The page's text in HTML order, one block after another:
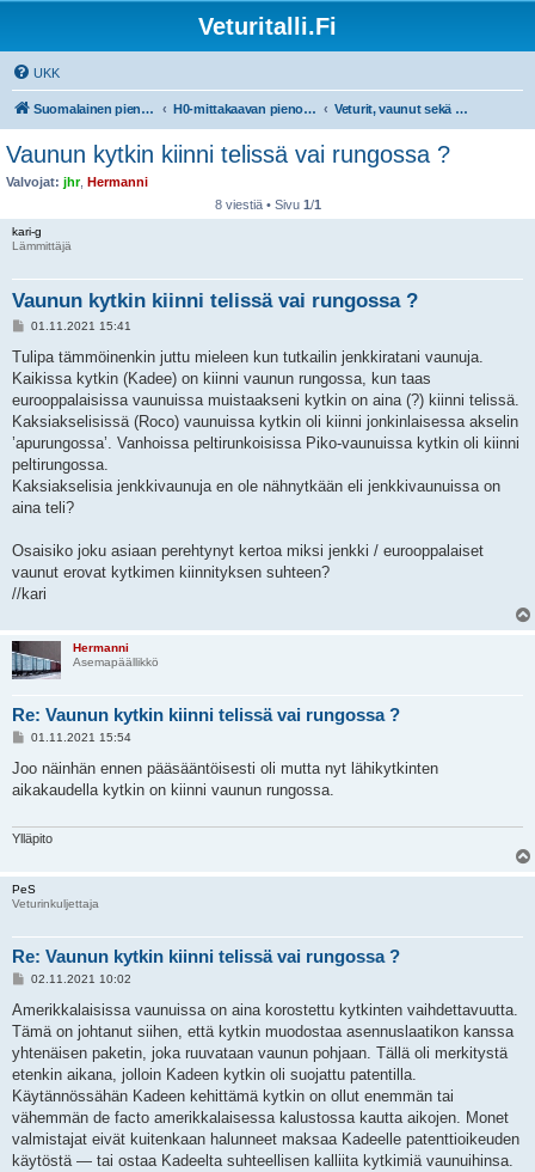
Veturitalli.Fi
UKK
Suomalainen pienoisrautatiefoorumi H0-mittakaavan pienoisrautatiet Veturit, vaunut sekä muu liikkuva kalusto
Vaunun kytkin kiinni telissä vai rungossa ?
Valvojat: jhr, Hermanni
8 viestiä • Sivu 1/1
kari-g
Lämmittäjä
Vaunun kytkin kiinni telissä vai rungossa ?
V
e
t
i
01.11.2021 15:41
Tulipa tämmöinenkin juttu mieleen kun tutkailin jenkkiratani vaunuja.
Kaikissa kytkin (Kadee) on kiinni vaunun rungossa, kun taas
eurooppalaisissa vaunuissa muistaakseni kytkin on aina (?) kiinni telissä.
Kaksiakselisissä (Roco) vaunuissa kytkin oli kiinni jonkinlaisessa akselin
’apurungossa’. Vanhoissa peltirunkoisissa Piko-vaunuissa kytkin oli kiinni
peltirungossa.
Kaksiakselisia jenkkivaunuja en ole nähnytkään eli jenkkivaunuissa on
aina teli?
Osaisiko joku asiaan perehtynyt kertoa miksi jenkki / eurooppalaiset
vaunut erovat kytkimen kiinnityksen suhteen?
//kari
Hermanni
Asemapäällikkö
Re: Vaunun kytkin kiinni telissä vai rungossa ?
V
e
t
01.11.2021 15:54
Joo näinhän ennen pääsääntöisesti oli mutta nyt lähikytkinten
aikakaudella kytkin on kiinni vaunun rungossa.
Ylläpito
PeS
Veturinkuljettaja
Re: Vaunun kytkin kiinni telissä vai rungossa ?
V
e
t
i
02.11.2021 10:02
Amerikkalaisissa vaunuissa on aina korostettu kytkinten vaihdettavuutta.
Tämä on johtanut siihen, että kytkin muodostaa asennuslaatikon kanssa
yhtenäisen paketin, joka ruuvataan vaunun pohjaan. Tällä oli merkitystä
etenkin aikana, jolloin Kadeen kytkin oli suojattu patentilla.
Käytännössähän Kadeen kehittämä kytkin on ollut enemmän tai
vähemmän de facto amerikkalaisessa kalustossa kautta aikojen. Monet
valmistajat eivät kuitenkaan halunneet maksaa Kadeelle patenttioikeuden
käytöstä — tai ostaa Kadeelta suhteellisen kalliita kytkimiä vaunuihinsa.